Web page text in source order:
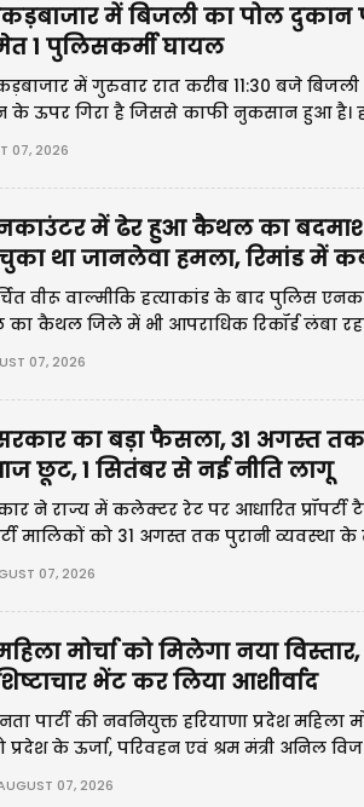
में बिजली का पोल दुकान
1 पुलिसकर्मी घायल
में गुरुवार रात करीब 11:30 बजे
के ऊपर गिरा है जिससे काफी नुकसान हुआ है।
आई हैं।
07, 2026
में ढेर हुआ कैथल का
था जानलेवा हमला, रिमांड में
वीरू वाल्मीकि हत्याकांड के बाद पुलिस
कैथल जिले में भी आपराधिक रिकॉर्ड लंबा रहा
बीरबल पहले भी कई गंभीर मामलों में पुलिस
07, 2026
का बड़ा फैसला, 31 अगस्त तक
छूट, 1 सितंबर से नई नीति लागू
ने राज्य में कलेक्टर रेट पर आधारित
मालिकों को 31 अगस्त तक पुरानी व्यवस्था
गया है।
07, 2026
मोर्चा को मिलेगा नया
भेंट कर लिया आशीर्वाद
पार्टी की नवनियुक्त हरियाणा प्रदेश महिला
प्रदेश के ऊर्जा, परिवहन एवं श्रम मंत्री अनिल
किया।07, 2026